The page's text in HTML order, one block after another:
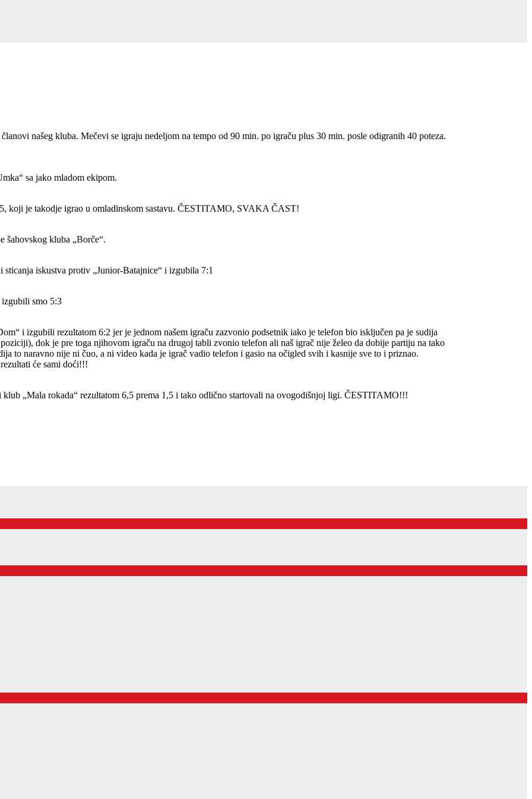
našeg kluba. Mečevi se igraju nedeljom na tempo od 90 min. po igraču plus 30 min. posle odigranih 40 poteza.
sa jako mladom ekipom.
koji je takodje igrao u omladinskom sastavu. ČESTITAMO, SVAKA ČAST!
šahovskog kluba „Borče“.
iskustva protiv „Junior-Batajnice“ i izgubila 7:1
smo 5:3
i izgubili rezultatom 6:2 jer je jednom našem igraču zazvonio podsetnik iako je telefon bio isključen pa je sudija
dok je pre toga njihovom igraču na drugoj tabli zvonio telefon ali naš igrač nije želeo da dobije partiju na tako
to naravno nije ni čuo, a ni video kada je igrač vadio telefon i gasio na očigled svih i kasnije sve to i priznao.
će sami doći!!!
„Mala rokada“ rezultatom 6,5 prema 1,5 i tako odlično startovali na ovogodišnjoj ligi. ČESTITAMO!!!